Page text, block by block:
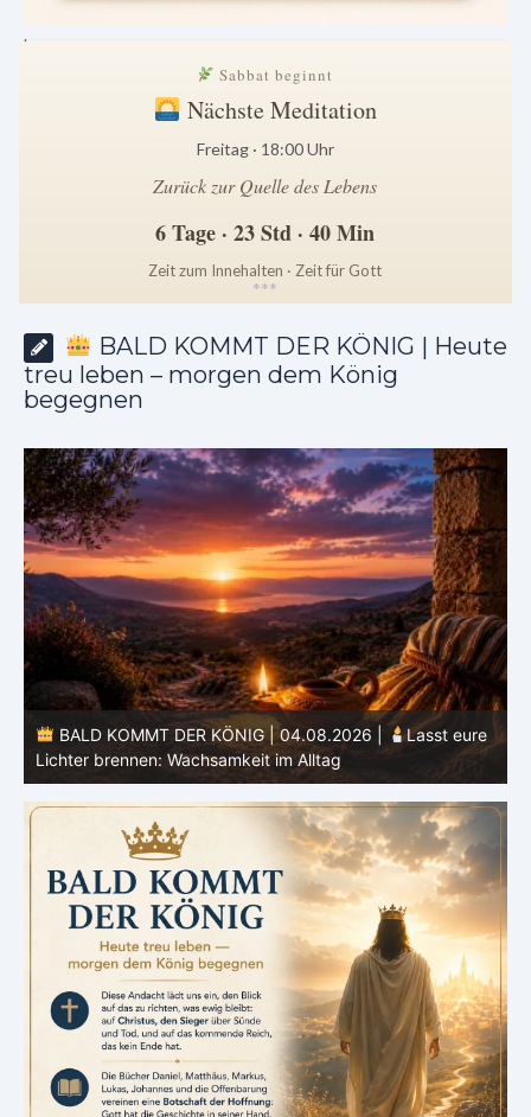
.
Sabbat beginnt
Nächste Meditation
Freitag · 18:00 Uhr
Zurück zur Quelle des Lebens
6 Tage · 23 Std · 40 Min
Zeit zum Innehalten · Zeit für Gott
***
BALD KOMMT DER KÖNIG | Heute
treu leben – morgen dem König
begegnen
BALD KOMMT DER KÖNIG | 04.08.2026 |
Lasst eure
Lichter brennen: Wachsamkeit im Alltag